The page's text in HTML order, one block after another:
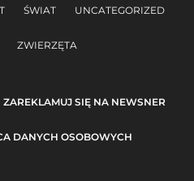
ŚWIAT UNCATEGORIZED
ZWIERZĘTA
ZAREKLAMUJ SIĘ NA NEWSNER
DANYCH OSOBOWYCH